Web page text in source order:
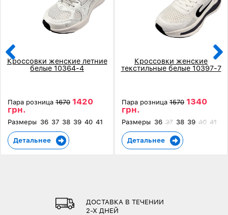
Кроссовки женские летние
белые 10364-4
Пара розница 1670 1420
грн.
Размеры 36 37 38 39 40 41
Детальнее
Кроссовки женские
текстильные белые 10397-7
Пара розница 1570 1340
грн.
Размеры 36 37 38 39 40 41
Детальнее
ДОСТАВКА В ТЕЧЕНИИ
2-Х ДНЕЙ